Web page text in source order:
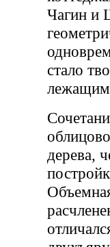
Чагин и
стало
лежащим
дерева,